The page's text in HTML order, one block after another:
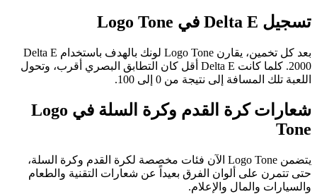
تسجيل Delta E في Logo Tone
بعد كل تخمين، يقارن Logo Tone لونك بالهدف باستخدام Delta E
2000. كلما كانت Delta E أقل كان التطابق البصري أقرب، وتحول
اللعبة تلك المسافة إلى نتيجة من 0 إلى 100.
شعارات كرة القدم وكرة السلة في Logo
Tone
يتضمن Logo Tone الآن فئات مخصصة لكرة القدم وكرة السلة،
حتى تتمرن على ألوان الفرق بعيداً عن شعارات التقنية والطعام
والسيارات والمال والإعلام.